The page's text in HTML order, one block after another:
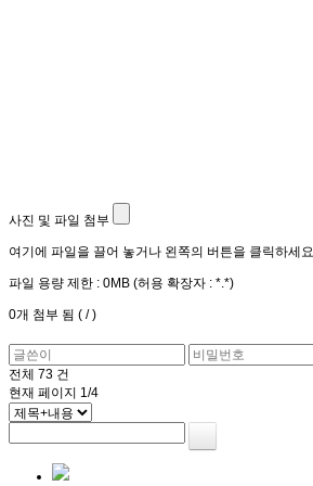
사진 및 파일 첨부
여기에 파일을 끌어 놓거나 왼쪽의 버튼을 클릭하세요.
파일 용량 제한 : 0MB (허용 확장자 : *.*)
0개 첨부 됨 ( /)
전체 73 건
현재 페이지 1/4